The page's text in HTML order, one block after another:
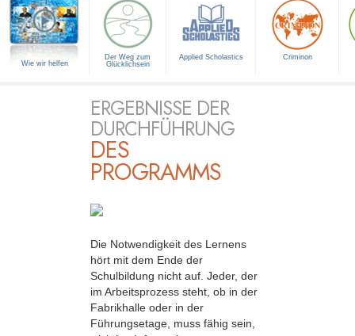
Wie wir helfen
Der Weg zum
Glücklichsein
Applied Scholastics Criminon
ERGEBNISSE DER
DURCHFÜHRUNG
DES
PROGRAMMS
Die Notwendigkeit des Lernens
hört mit dem Ende der
Schulbildung nicht auf. Jeder, der
im Arbeitsprozess steht, ob in der
Fabrikhalle oder in der
Führungsetage, muss fähig sein,